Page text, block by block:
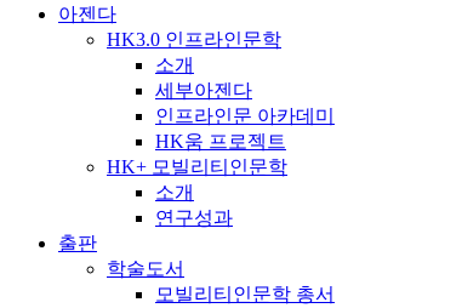
아젠다
HK3.0 인프라인문학
소개
세부아젠다
인프라인문 아카데미
HK움 프로젝트
HK+ 모빌리티인문학
소개
연구성과
출판
학술도서
모빌리티인문학 총서